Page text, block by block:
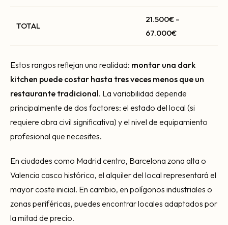
TOTAL
21.500€ –
67.000€
Estos rangos reflejan una realidad: montar una dark
kitchen puede costar hasta tres veces menos que un
restaurante tradicional. La variabilidad depende
principalmente de dos factores: el estado del local (si
requiere obra civil significativa) y el nivel de equipamiento
profesional que necesites.
En ciudades como Madrid centro, Barcelona zona alta o
Valencia casco histórico, el alquiler del local representará el
mayor coste inicial. En cambio, en polígonos industriales o
zonas periféricas, puedes encontrar locales adaptados por
la mitad de precio.